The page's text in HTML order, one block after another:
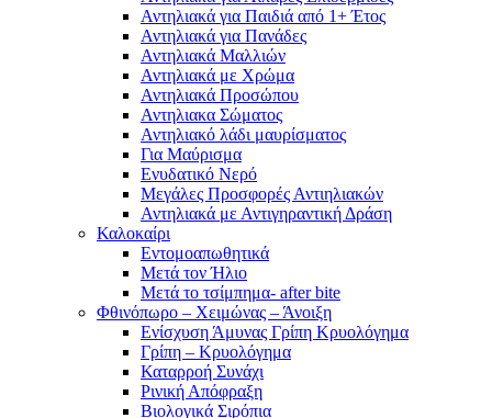
Αντηλιακά για Παιδιά από 1+ Έτος
Αντηλιακά για Πανάδες
Αντηλιακά Μαλλιών
Αντηλιακά με Χρώμα
Αντηλιακά Προσώπου
Αντηλιακα Σώματος
Αντηλιακό λάδι μαυρίσματος
Για Μαύρισμα
Ενυδατικό Νερό
Μεγάλες Προσφορές Αντιηλιακών
Αντηλιακά με Αντιγηραντική Δράση
Καλοκαίρι
Εντομοαπωθητικά
Μετά τον Ήλιο
Μετά το τσίμπημα- after bite
Φθινόπωρο – Χειμώνας – Άνοιξη
Ενίσχυση Άμυνας Γρίπη Κρυολόγημα
Γρίπη – Κρυολόγημα
Καταρροή Συνάχι
Ρινική Απόφραξη
Βιολογικά Σιρόπια